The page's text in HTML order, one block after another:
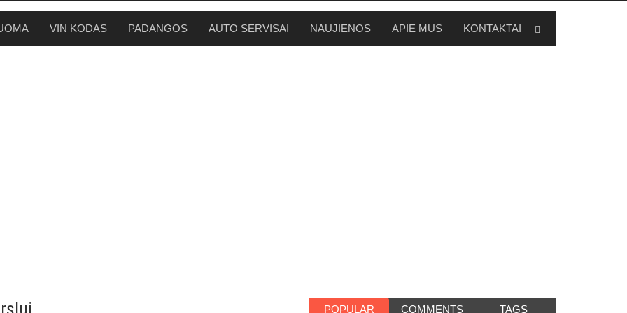
VIN KODAS PADANGOS AUTO SERVISAI NAUJIENOS APIE MUS KONTAKTAI
POPULAR COMMENTS TAGS